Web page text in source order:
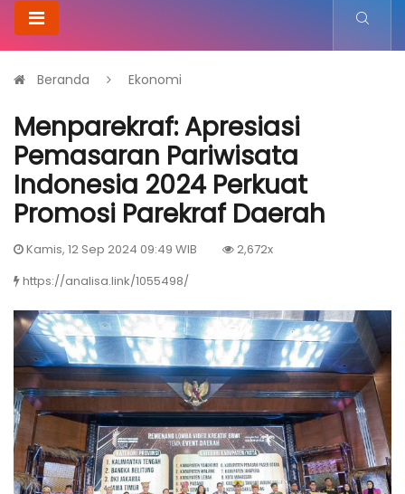
Beranda Ekonomi
Menparekraf: Apresiasi
Pemasaran Pariwisata
Indonesia 2024 Perkuat
Promosi Parekraf Daerah
Kamis, 12 Sep 2024 09:49 WIB
2,672x
https://analisa.link/1055498/